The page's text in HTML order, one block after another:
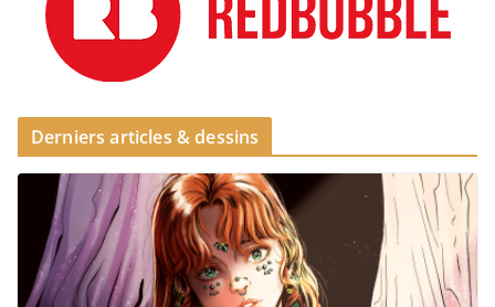
Derniers articles & dessins